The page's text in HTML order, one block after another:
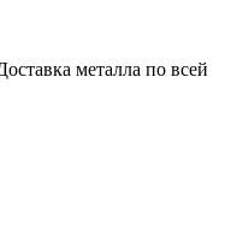
металла по всей